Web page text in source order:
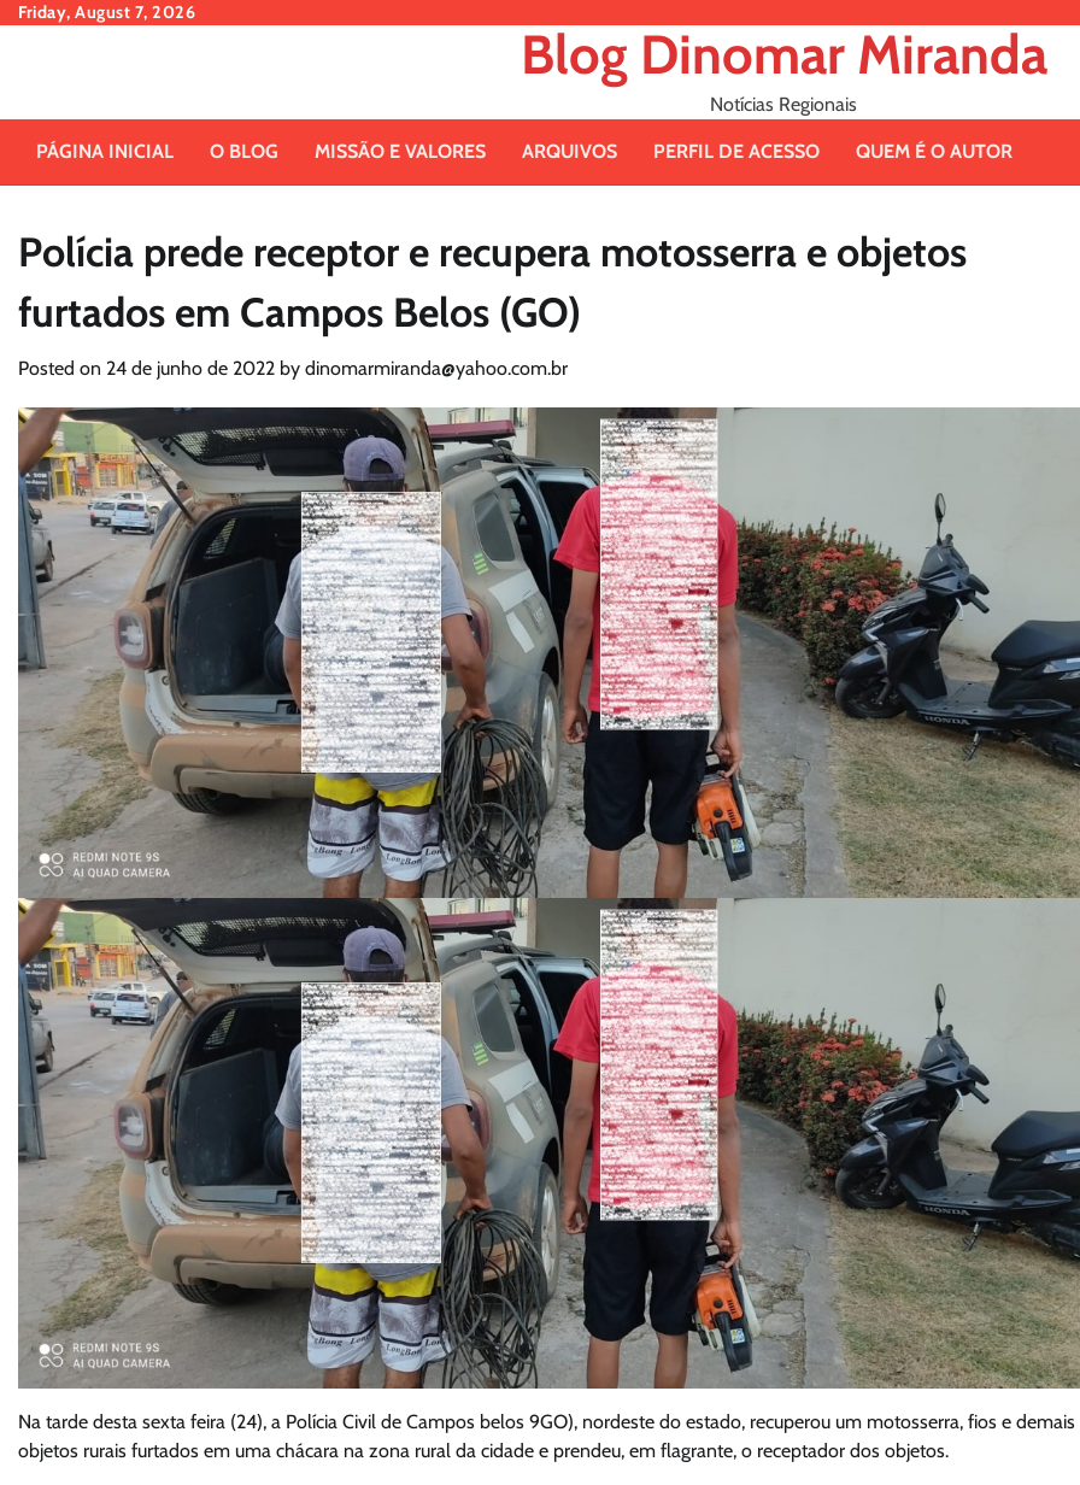
SkipFriday, August 7, 2026
Blog Dinomar Miranda
Notícias Regionais
PÁGINA INICIAL O BLOG MISSÃO E VALORES ARQUIVOS PERFIL DE ACESSO QUEM É O AUTOR
Polícia prede receptor e recupera motosserra e objetos
furtados em Campos Belos (GO)
Posted on 24 de junho de 2022 by dinomarmiranda@yahoo.com.br
Na tarde desta sexta feira (24), a Polícia Civil de Campos belos 9GO), nordeste do estado, recuperou um motosserra, fios e demais
objetos rurais furtados em uma chácara na zona rural da cidade e prendeu, em flagrante, o receptador dos objetos.